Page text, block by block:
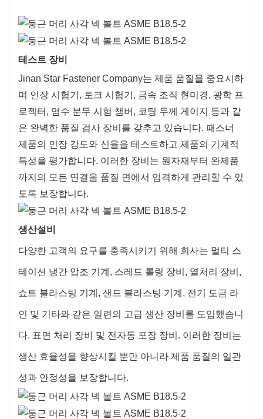
테스트 장비
Jinan Star Fastener Company는 제품 품질을 중요시하
며 인장 시험기, 토크 시험기, 금속 조직 현미경, 광학 프
로젝터, 염수 분무 시험 챔버, 코팅 두께 게이지 등과 같
은 완벽한 품질 검사 장비를 갖추고 있습니다. 패스너
제품의 인장 강도와 신율을 테스트하고 제품의 기계적
특성을 평가합니다. 이러한 장비는 원자재부터 완제품
까지의 모든 연결을 품질 면에서 엄격하게 관리할 수 있
도록 보장합니다.
생산설비
다양한 고객의 요구를 충족시키기 위해 회사는 멀티 스
테이션 냉간 압조 기계, 스레드 롤링 장비, 열처리 장비,
쇼트 블라스팅 기계, 샌드 블라스팅 기계, 전기 도금 라
인 및 기타와 같은 일련의 고급 생산 장비를 도입했습니
다. 표면 처리 장비 및 전자동 포장 장비. 이러한 장비는
생산 효율성을 향상시킬 뿐만 아니라 제품 품질의 일관
성과 안정성을 보장합니다.